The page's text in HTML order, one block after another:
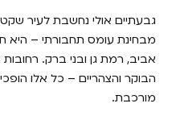
גבעתיים אולי נחשבת לעיר
מבחינת עומס תחבורתי – היא
אביב, רמת גן ובני ברק.
הבוקר והצהריים – כל אלו
מורכבת.